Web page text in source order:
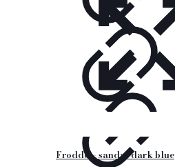
Froddo – sandal dark blue